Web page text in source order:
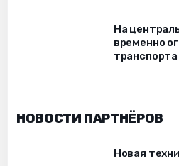
На
временно
НОВОСТИ ПАРТНЁРОВ
Новая